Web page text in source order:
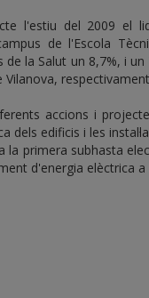
l'estiu del 2009 el
de l'Escola
de la Salut un 8,7%, i
accions i
dels edificis i les
la primera subhasta
d'energia elèctrica